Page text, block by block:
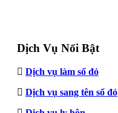
Dịch Vụ Nổi Bật
Dịch vụ làm sổ đỏ
Dịch vụ sang tên sổ đỏ